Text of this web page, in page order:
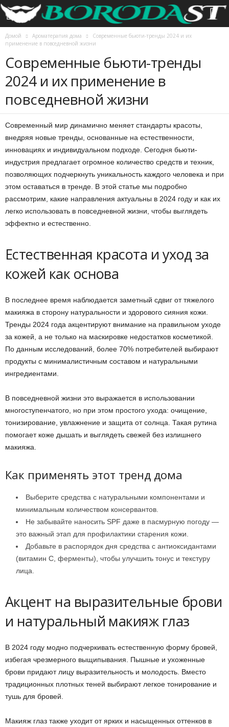
Домой Ароматерапия дома
Современные бьюти-тренды 2024 и их
применение в повседневной жизни
Современные бьюти-тренды
2024 и их применение в
повседневной жизни
Современный мир динамично меняет стандарты красоты,
внедряя новые тренды, основанные на естественности,
инновациях и индивидуальном подходе. Сегодня бьюти-
индустрия предлагает огромное количество средств и техник,
позволяющих подчеркнуть уникальность каждого человека и при
этом оставаться в тренде. В этой статье мы подробно
рассмотрим, какие направления актуальны в 2024 году и как их
легко использовать в повседневной жизни, чтобы выглядеть
эффектно и естественно.
Естественная красота и уход за
кожей как основа
В последнее время наблюдается заметный сдвиг от тяжелого
макияжа в сторону натуральности и здорового сияния кожи.
Тренды 2024 года акцентируют внимание на правильном уходе
за кожей, а не только на маскировке недостатков косметикой.
По данным исследований, более 70% потребителей выбирают
продукты с минималистичным составом и натуральными
ингредиентами.
В повседневной жизни это выражается в использовании
многоступенчатого, но при этом простого ухода: очищение,
тонизирование, увлажнение и защита от солнца. Такая рутина
помогает коже дышать и выглядеть свежей без излишнего
макияжа.
Как применять этот тренд дома
Выберите средства с натуральными компонентами и
минимальным количеством консервантов.
Не забывайте наносить SPF даже в пасмурную погоду —
это важный этап для профилактики старения кожи.
Добавьте в распорядок дня средства с антиоксидантами
(витамин С, ферменты), чтобы улучшить тонус и текстуру
лица.
Акцент на выразительные брови
и натуральный макияж глаз
В 2024 году модно подчеркивать естественную форму бровей,
избегая чрезмерного выщипывания. Пышные и ухоженные
брови придают лицу выразительность и молодость. Вместо
традиционных плотных теней выбирают легкое тонирование и
тушь для бровей.
Макияж глаз также уходит от ярких и насыщенных оттенков в